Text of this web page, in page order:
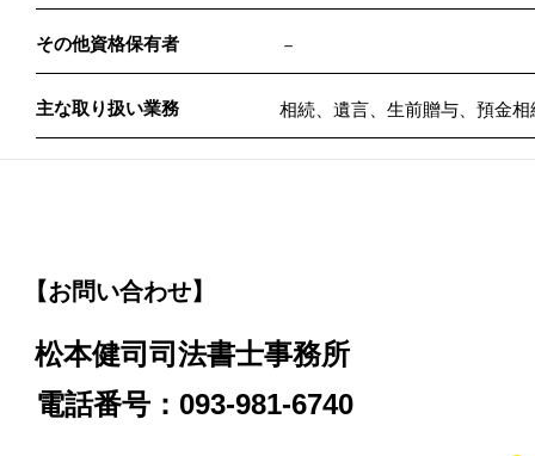
その他資格保有者 －
主な取り扱い業務 相続、遺言、生前贈与、預金
【お問い合わせ】
松本健司司法書士事務所
電話番号：093-981-6740